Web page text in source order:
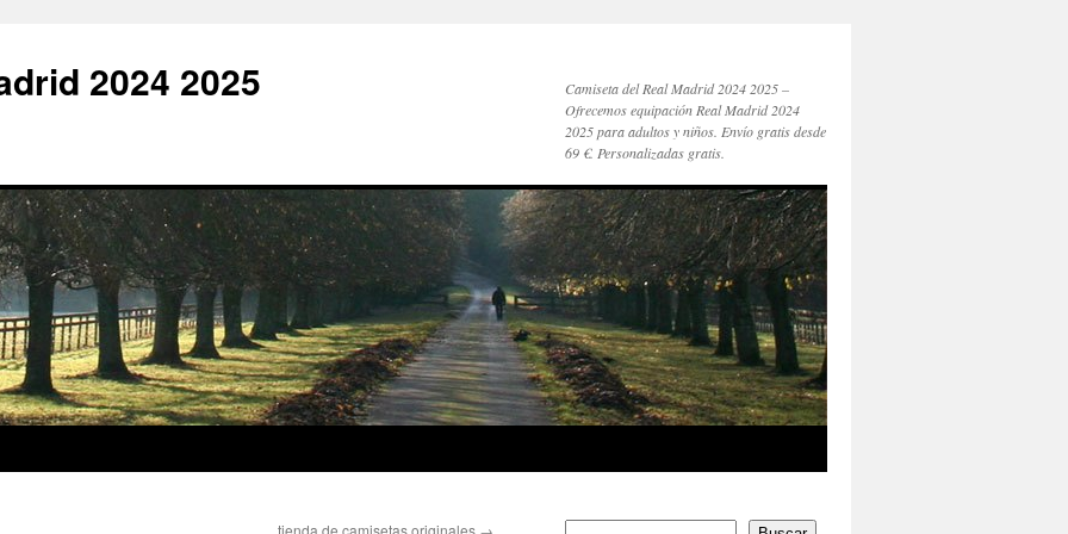
2024 2025
Camiseta del Real Madrid 2024 2025 –
Ofrecemos equipación Real Madrid 2024
2025 para adultos y niños. Envío gratis desde
69 €. Personalizadas gratis.
tienda de camisetas originales →